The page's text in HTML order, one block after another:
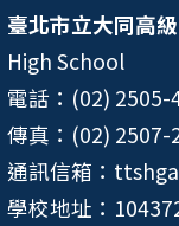
臺北市立大同高
High School
電話：(02) 2505-
傳真：(02) 2507-
通訊信箱：
學校地址：